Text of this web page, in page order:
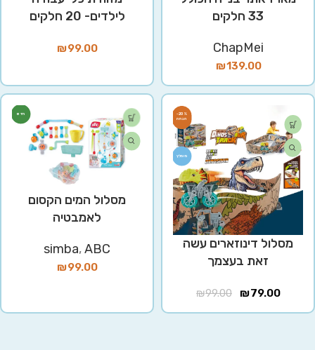
33 חלקים
ChapMei
₪139.00
לילדים- 20 חלקים
₪99.00
-20%
מומלץ
מסלול דינוזארים עשה
זאת בעצמך
₪99.00 ₪79.00
חדש
מסלול המים הקסום
לאמבטיה
simba,ABC
₪99.00